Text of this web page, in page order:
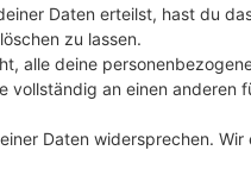
Daten erteilst, hast du
zu lassen.
alle deine
vollständig an einen anderen
Daten widersprechen.